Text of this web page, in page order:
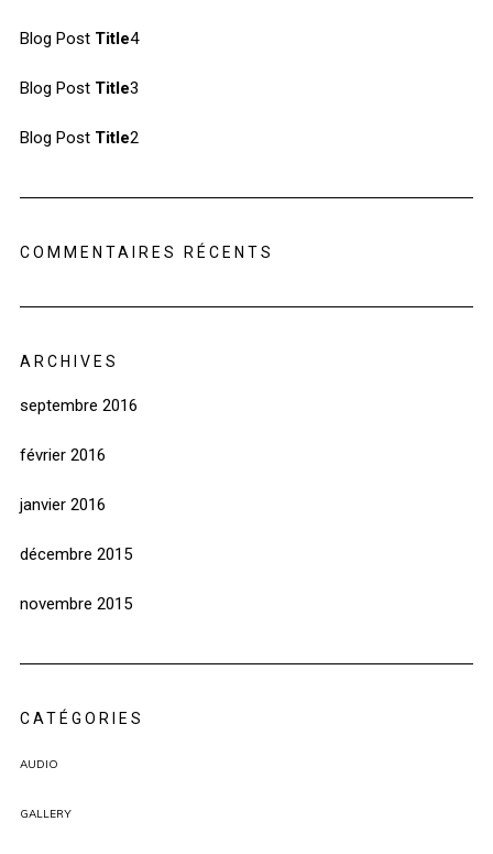
Blog Post Title4
Blog Post Title3
Blog Post Title2
COMMENTAIRES RÉCENTS
ARCHIVES
septembre 2016
février 2016
janvier 2016
décembre 2015
novembre 2015
CATÉGORIES
AUDIO
GALLERY